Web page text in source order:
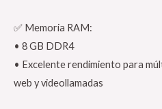
✅ Memoria RAM:
• 8 GB DDR4
• Excelente rendimiento para
web y videollamadas